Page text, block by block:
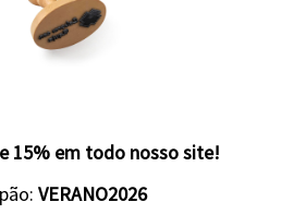
15% em todo nosso site!
VERANO2026